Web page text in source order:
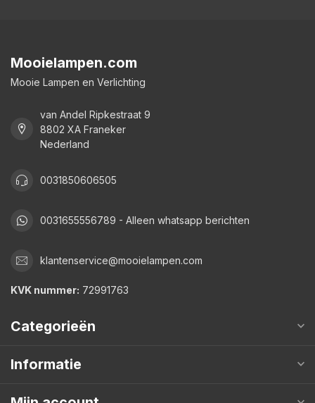
Mooielampen.com
Mooie Lampen en Verlichting
van Andel Ripkestraat 9
8802 XA Franeker
Nederland
0031850606505
0031655556789 - Alleen whatsapp berichten
klantenservice@mooielampen.com
KVK nummer: 72991763
Categorieën
Informatie